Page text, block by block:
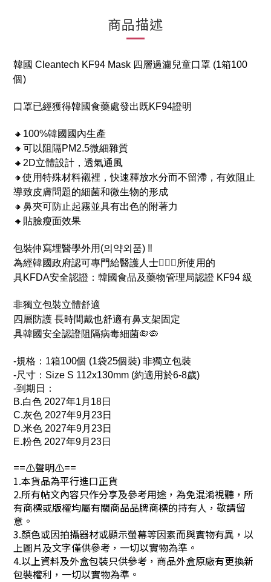
商品描述
韓國 Cleantech KF94 Mask 四層過濾兒童口罩 (1箱100
個)
口罩已經獲得韓國食藥處發出既KF94證明
🔸100%韓國國內生產
🔸可以阻隔PM2.5微細雜質
🔸2D立體設計，透氣通風
🔸使用特殊材料襯裡，快速釋放水分而不留滯，有效阻止
導致皮膚問題的細菌和微生物的形成
🔸鼻夾可防止起霧並具有出色的附著力
🔸貼臉瘦面效果
包裝仲寫埋醫學外用(의약외품) ‼
為經韓國政府認可專門給醫護人士🧑🏻‍⚕所使用的
具KFDA安全認證：韓國食品及藥物管理局認證 KF94 級
非獨立包裝立體舒適
四層防護 長時間戴也舒適有鼻支架固定
具韓國安全認證阻隔病毒細菌🦠🦠
-規格：1箱100個 (1袋25個裝) 非獨立包裝
-尺寸：Size S 112x130mm (約適用於6-8歲)
-到期日：
B.白色 2027年1月18日
C.灰色 2027年9月23日
D.米色 2027年9月23日
E.粉色 2027年9月23日
==⚠️聲明⚠️==
1.本貨品為平行進口正貨
2.所有帖文內容只作分享及參考用途，為免混淆視聽，所
有商標或版權均屬有關商品品牌商標的持有人，敬請留
意。
3.顏色或因拍攝器材或顯示螢幕等因素而與實物有異，以
上圖片及文字僅供參考，一切以實物為準。
4.以上資料及外盒包裝只供參考，商品外盒原廠有更換新
包裝權利，一切以實物為準。